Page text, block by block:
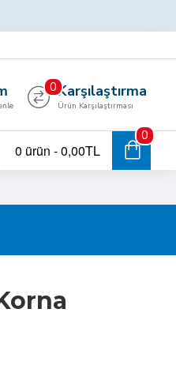
Karşılaştırma
Ürün Karşılaştırması
0
0 ürün - 0,00TL
0